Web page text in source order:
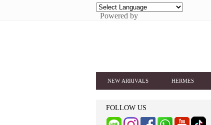
Powered by
NEW ARRIVALS HERMES
FOLLOW US